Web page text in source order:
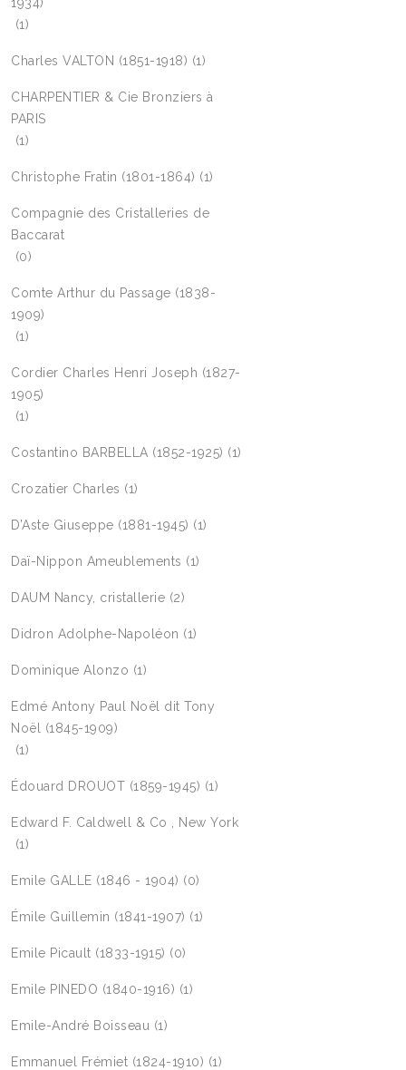
(1)
Charles VALTON (1851-1918) (1)
CHARPENTIER & Cie Bronziers à
PARIS
(1)
Christophe Fratin (1801-1864) (1)
Compagnie des Cristalleries de
Baccarat
(0)
Comte Arthur du Passage (1838-
1909)
(1)
Cordier Charles Henri Joseph (1827-
1905)
(1)
Costantino BARBELLA (1852-1925) (1)
Crozatier Charles (1)
D’Aste Giuseppe (1881-1945) (1)
Daï-Nippon Ameublements (1)
DAUM Nancy, cristallerie (2)
Didron Adolphe-Napoléon (1)
Dominique Alonzo (1)
Edmé Antony Paul Noël dit Tony
Noël (1845-1909)
(1)
Édouard DROUOT (1859-1945) (1)
Edward F. Caldwell & Co , New York
(1)
Emile GALLE (1846 - 1904) (0)
Émile Guillemin (1841-1907) (1)
Emile Picault (1833-1915) (0)
Emile PINEDO (1840-1916) (1)
Emile-André Boisseau (1)
Emmanuel Frémiet (1824-1910) (1)